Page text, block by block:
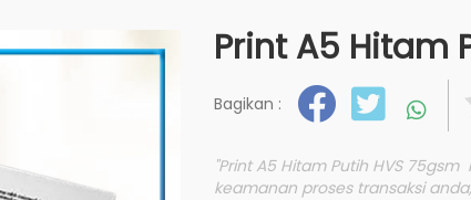
Print A5 Hitam
Bagikan :
"Print A5 Hitam Putih HVS
keamanan proses transaksi